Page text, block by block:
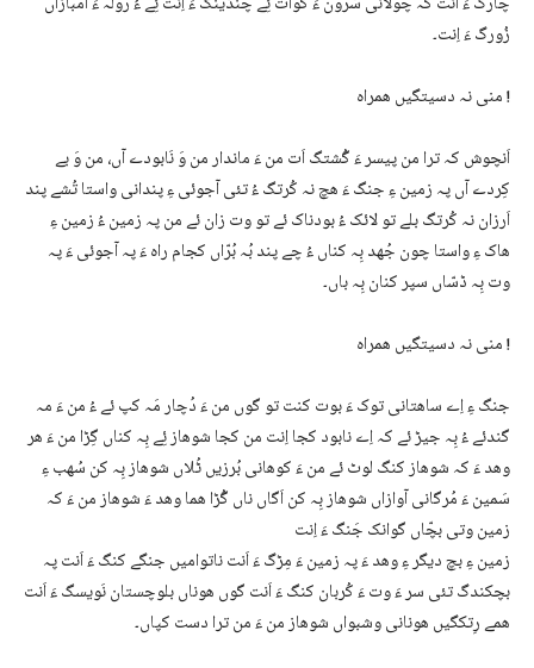
زُورگ ءَ اِنت۔
منی نہ دسیتگیں ھمراہ !
اَنچوش کہ ترا من پیسر ءَ گُشتگ اَت من ءَ ماندار من وَ نَابودے آں، من وَ بے
کِردے آں پہ زمین ءِ جنگ ءَ ھچ نہ کُرتگ ءُ تئی آجوئی ءِ پندانی واستا تُشے پند
اَرزان نہ کُرتگ بلے تو لائک ءُ بودناک ئے تو وت زان ئے من پہ زمین ءُ زمین ءِ
ھاک ءِ واستا چون جُھد بِہ کناں ءُ چے پند بُہ بُرّاں کجام راہ ءَ پہ آجوئی ءَ پہ
وت بِہ ڈسّاں سپر کنان بِہ باں۔
منی نہ دسیتگیں ھمراہ !
جنگ ءِ اِے ساھتانی توک ءَ بوت کنت تو گوں من ءَ دُچار مَہ کپ ئے ءُ من ءَ مہ
گندئے ءُ بِہ جیڑ ئے کہ اِے نابود کجا اِنت من کجا شوھاز ئِے بِہ کناں گِڑا من ءَ ھر
وھد ءَ کہ شوھاز کنگ لوٹ ئے من ءَ کوھانی بُرزیں ٹُلاں شوھاز بِہ کن سُھب ءِ
سَمین ءَ مُرگانی آوازاں شوھاز بِہ کن اَگاں ناں گُڑا ھما وھد ءَ شوھاز من ءَ کہ
زمین وتی بچّاں گوانک جَنگ ءَ اِنت
زمین ءِ بچ دیگر ءِ وھد ءَ پہ زمین ءَ مِڑگ ءَ اَنت ناتوامیں جنگے کنگ ءَ اَنت پہ
بچکندگ تئی سر ءَ وت ءَ کُربان کنگ ءَ اَنت گوں ھوناں بلوچستان نَویسگ ءَ اَنت
ھمے رِتکگیں ھونانی وشبواں شوھاز من ءَ من ترا دست کپاں۔